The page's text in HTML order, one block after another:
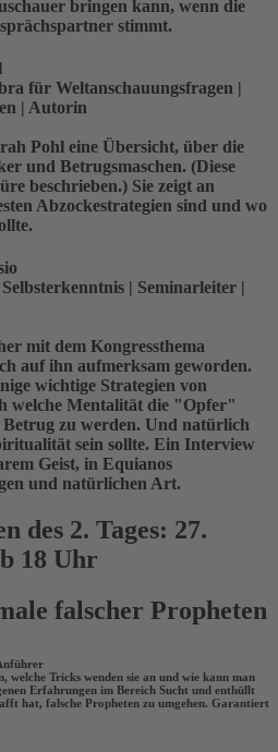
bringen kann, wenn die
stimmt.
für Weltanschauungsfragen |
| Autorin
Pohl eine Übersicht, über die
und Betrugsmaschen. (Diese
beschrieben.) Sie zeigt an
Abzockestrategien sind und wo
| Seminarleiter |
mit dem Kongressthema
auf ihn aufmerksam geworden.
wichtige Strategien von
welche Mentalität die "Opfer"
zu werden. Und natürlich
sein sollte. Ein Interview
Geist, in Equianos
und natürlichen Art.
des 2. Tages: 27.
18 Uhr
falscher Propheten
welche Tricks wenden sie an und wie kann man
Erfahrungen im Bereich Sucht und enthüllt
hat, falsche Propheten zu umgehen. Garantiert